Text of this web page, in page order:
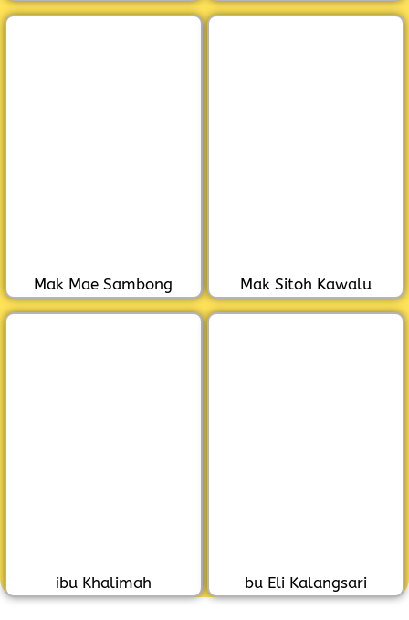
Mak Mae Sambong Mak Sitoh Kawalu
ibu Khalimah bu Eli Kalangsari